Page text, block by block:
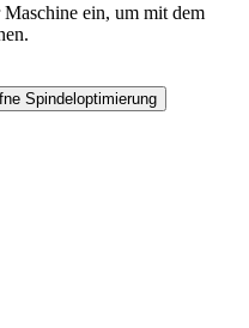
ein, um mit dem
Spindeloptimierung